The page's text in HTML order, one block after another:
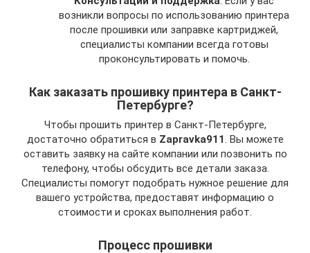
возникли вопросы по использованию принтера
после прошивки или заправке картриджей,
специалисты компании всегда готовы
проконсультировать и помочь.
Как заказать прошивку принтера в Санкт-
Петербурге?
Чтобы прошить принтер в Санкт-Петербурге,
достаточно обратиться в Zapravka911 . Вы можете
оставить заявку на сайте компании или позвонить по
телефону, чтобы обсудить все детали заказа.
Специалисты помогут подобрать нужное решение для
вашего устройства, предоставят информацию о
стоимости и сроках выполнения работ.
Процесс прошивки